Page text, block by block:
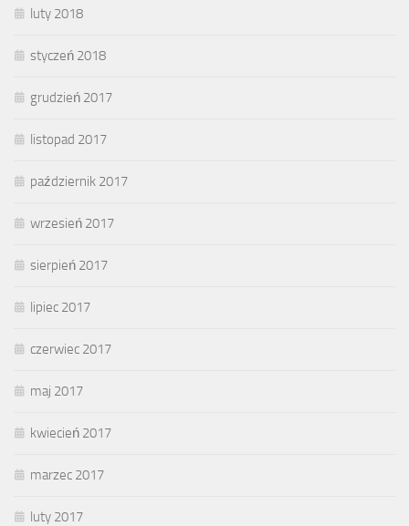
luty 2018
styczeń 2018
grudzień 2017
listopad 2017
październik 2017
wrzesień 2017
sierpień 2017
lipiec 2017
czerwiec 2017
maj 2017
kwiecień 2017
marzec 2017
luty 2017